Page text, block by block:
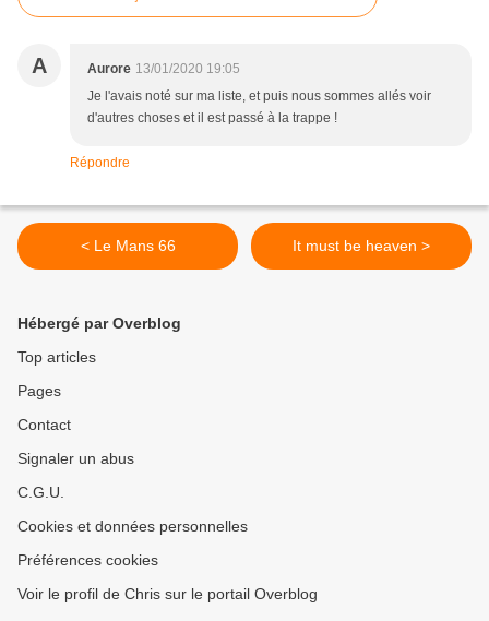
A Aurore 13/01/2020 19:05
Je l'avais noté sur ma liste, et puis nous sommes allés voir
d'autres choses et il est passé à la trappe !
Répondre
< Le Mans 66 It must be heaven >
Hébergé par Overblog
Top articles
Pages
Contact
Signaler un abus
C.G.U.
Cookies et données personnelles
Préférences cookies
Voir le profil de Chris sur le portail Overblog